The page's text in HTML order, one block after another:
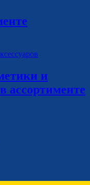
и
ассортименте